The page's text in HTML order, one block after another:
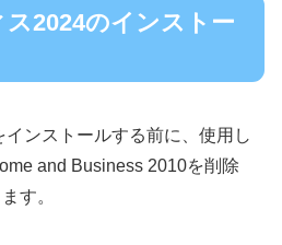
2024のインストー
ンストールする前に、使用し
and Business 2010を削除
す。